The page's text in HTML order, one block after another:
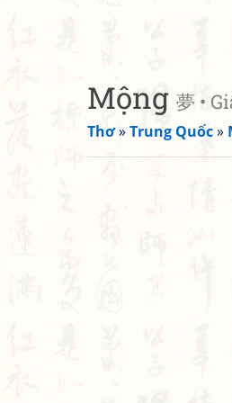
Mộng 夢 •
Thơ»Trung Quốc»